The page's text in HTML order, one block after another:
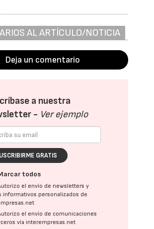
AL ARTÍCULO/NOTICIA
Deja un comentario
a nuestra
- Ver ejemplo
GRATIS
todos
el envío de newsletters y
informativos personalizados de
el envío de comunicaciones
vía interempresas.net